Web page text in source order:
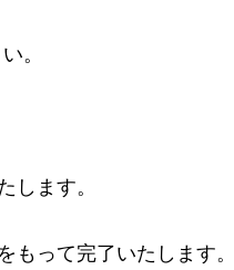
。
します。
って完了いたします